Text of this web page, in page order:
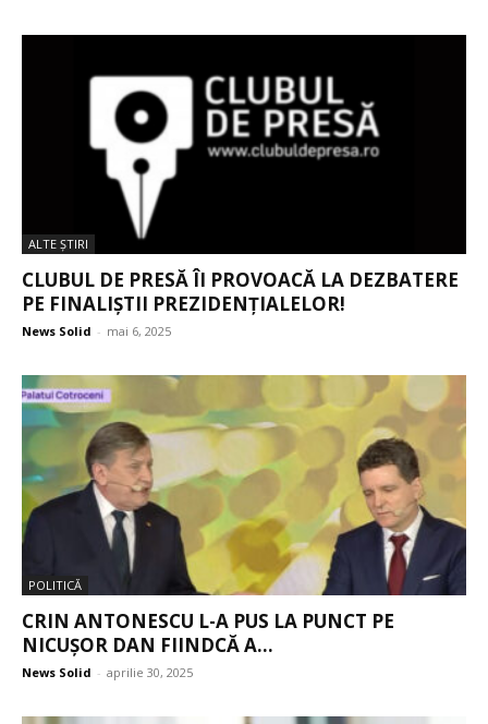
ALTE ŞTIRI
CLUBUL DE PRESĂ ÎI PROVOACĂ LA DEZBATERE
PE FINALIȘTII PREZIDENȚIALELOR!
News Solid - mai 6, 2025
POLITICĂ
CRIN ANTONESCU L-A PUS LA PUNCT PE
NICUȘOR DAN FIINDCĂ A...
News Solid - aprilie 30, 2025